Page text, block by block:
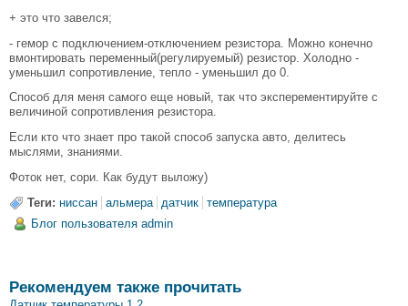
+ это что завелся;
- гемор с подключением-отключением резистора. Можно конечно
вмонтировать переменный(регулируемый) резистор. Холодно -
уменьшил сопротивление, тепло - уменьшил до 0.
Способ для меня самого еще новый, так что эксперементируйте с
величиной сопротивления резистора.
Если кто что знает про такой способ запуска авто, делитесь
мыслями, знаниями.
Фоток нет, сори. Как будут выложу)
Теги: ниссан альмера датчик температура
Блог пользователя admin
Рекомендуем также прочитать